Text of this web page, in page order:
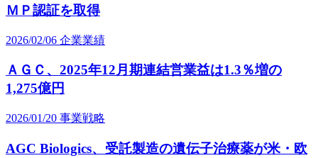
ＭＰ認証を取得
2026/02/06 企業業績
ＡＧＣ、2025年12月期連結営業益は1.3％増の
1,275億円
2026/01/20 事業戦略
AGC Biologics、受託製造の遺伝子治療薬が米・欧